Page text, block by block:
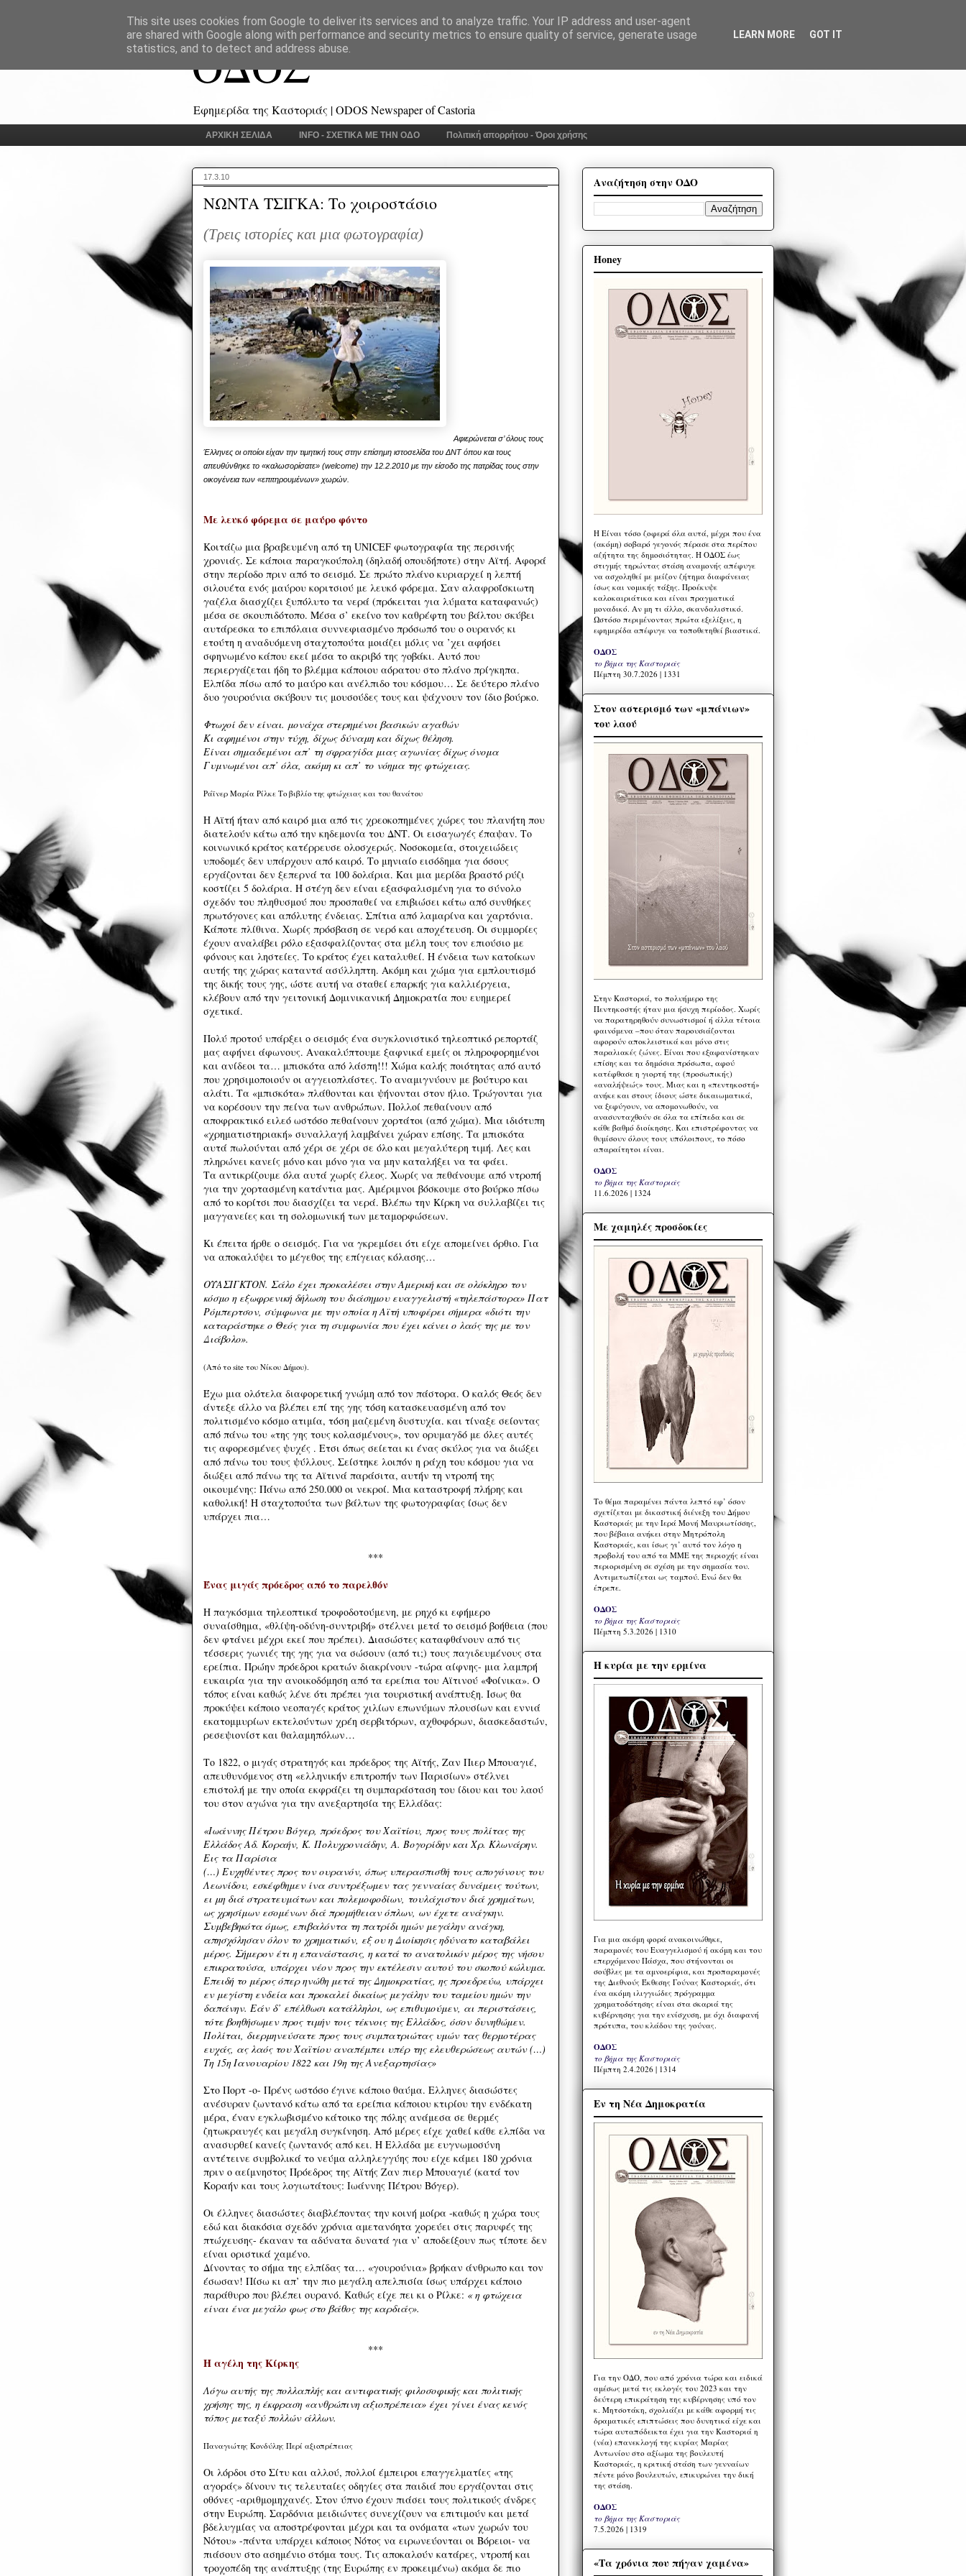
ΟΔΟΣ
Εφημερίδα της Καστοριάς | ODOS Newspaper of Castoria
ΑΡΧΙΚΗ ΣΕΛΙΔΑ INFO - ΣΧΕΤΙΚΑ ΜΕ ΤΗΝ ΟΔΟ Πολιτική απορρήτου - Όροι χρήσης
17.3.10
ΝΩΝΤΑ ΤΣΙΓΚΑ: Το χοιροστάσιο
(Τρεις ιστορίες και μια φωτογραφία)
Αφιερώνεται σ’ όλους τους
Έλληνες οι οποίοι είχαν την τιμητική τους στην επίσημη ιστοσελίδα του ΔΝΤ όπου και τους
απευθύνθηκε το «καλωσορίσατε» (welcome) την 12.2.2010 με την είσοδο της πατρίδας τους στην
οικογένεια των «επιτηρουμένων» χωρών.
Με λευκό φόρεμα σε μαύρο φόντο
Κοιτάζω μια βραβευμένη από τη UNICEF φωτογραφία της περσινής
χρονιάς. Σε κάποια παραγκούπολη (δηλαδή οπουδήποτε) στην Αϊτή. Αφορά
στην περίοδο πριν από το σεισμό. Σε πρώτο πλάνο κυριαρχεί η λεπτή
σιλουέτα ενός μαύρου κοριτσιού με λευκό φόρεμα. Σαν αλαφροΐσκιωτη
γαζέλα διασχίζει ξυπόλυτο τα νερά (πρόκειται για λύματα καταφανώς)
μέσα σε σκουπιδότοπο. Μέσα σ’ εκείνο τον καθρέφτη του βάλτου σκύβει
αυτάρεσκα το επιπόλαια συννεφιασμένο πρόσωπό του ο ουρανός κι
ετούτη η αναδυόμενη σταχτοπούτα μοιάζει μόλις να ’χει αφήσει
σφηνωμένο κάπου εκεί μέσα το ακριβό της γοβάκι. Αυτό που
περιεργάζεται ήδη το βλέμμα κάποιου αόρατου στο πλάνο πρίγκηπα.
Ελπίδα πίσω από το μαύρο και ανέλπιδο του κόσμου… Σε δεύτερο πλάνο
δυο γουρούνια σκύβουν τις μουσούδες τους και ψάχνουν τον ίδιο βούρκο.
Φτωχοί δεν είναι. μονάχα στερημένοι βασικών αγαθών
Κι αφημένοι στην τύχη, δίχως δύναμη και δίχως θέληση.
Είναι σημαδεμένοι απ’ τη σφραγίδα μιας αγωνίας δίχως όνομα
Γυμνωμένοι απ’ όλα, ακόμη κι απ’ το νόημα της φτώχειας.
Ράϊνερ Μαρία Ρίλκε Το βιβλίο της φτώχειας και του θανάτου
Η Αϊτή ήταν από καιρό μια από τις χρεοκοπημένες χώρες του πλανήτη που
διατελούν κάτω από την κηδεμονία του ΔΝΤ. Οι εισαγωγές έπαψαν. Το
κοινωνικό κράτος κατέρρευσε ολοσχερώς. Νοσοκομεία, στοιχειώδεις
υποδομές δεν υπάρχουν από καιρό. Το μηνιαίο εισόδημα για όσους
εργάζονται δεν ξεπερνά τα 100 δολάρια. Και μια μερίδα βραστό ρύζι
κοστίζει 5 δολάρια. Η στέγη δεν είναι εξασφαλισμένη για το σύνολο
σχεδόν του πληθυσμού που προσπαθεί να επιβιώσει κάτω από συνθήκες
πρωτόγονες και απόλυτης ένδειας. Σπίτια από λαμαρίνα και χαρτόνια.
Κάποτε πλίθινα. Χωρίς πρόσβαση σε νερό και αποχέτευση. Οι συμμορίες
έχουν αναλάβει ρόλο εξασφαλίζοντας στα μέλη τους τον επιούσιο με
φόνους και ληστείες. Το κράτος έχει καταλυθεί. Η ένδεια των κατοίκων
αυτής της χώρας καταντά ασύλληπτη. Ακόμη και χώμα για εμπλουτισμό
της δικής τους γης, ώστε αυτή να σταθεί επαρκής για καλλιέργεια,
κλέβουν από την γειτονική Δομινικανική Δημοκρατία που ευημερεί
σχετικά.
Πολύ προτού υπάρξει ο σεισμός ένα συγκλονιστικό τηλεοπτικό ρεπορτάζ
μας αφήνει άφωνους. Ανακαλύπτουμε ξαφνικά εμείς οι πληροφορημένοι
και ανίδεοι τα… μπισκότα από λάσπη!!! Χώμα καλής ποιότητας από αυτό
που χρησιμοποιούν οι αγγειοπλάστες. Το αναμιγνύουν με βούτυρο και
αλάτι. Τα «μπισκότα» πλάθονται και ψήνονται στον ήλιο. Τρώγονται για
να κορέσουν την πείνα των ανθρώπων. Πολλοί πεθαίνουν από
αποφρακτικό ειλεό ωστόσο πεθαίνουν χορτάτοι (από χώμα). Μια ιδιότυπη
«χρηματιστηριακή» συναλλαγή λαμβάνει χώραν επίσης. Τα μπισκότα
αυτά πωλούνται από χέρι σε χέρι σε όλο και μεγαλύτερη τιμή. Λες και
πληρώνει κανείς μόνο και μόνο για να μην καταλήξει να τα φάει.
Τα αντικρίζουμε όλα αυτά χωρίς έλεος. Χωρίς να πεθάνουμε από ντροπή
για την χορτασμένη κατάντια μας. Αμέριμνοι βόσκουμε στο βούρκο πίσω
από το κορίτσι που διασχίζει τα νερά. Βλέπω την Κίρκη να συλλαβίζει τις
μαγγανείες και τη σολομωνική των μεταμορφώσεων.
Κι έπειτα ήρθε ο σεισμός. Για να γκρεμίσει ότι είχε απομείνει όρθιο. Για
να αποκαλύψει το μέγεθος της επίγειας κόλασης…
ΟΥΑΣΙΓΚΤΟΝ. Σάλο έχει προκαλέσει στην Αμερική και σε ολόκληρο τον
κόσμο η εξωφρενική δήλωση του διάσημου ευαγγελιστή «τηλεπάστορα» Πατ
Ρόμπερτσον, σύμφωνα με την οποία η Αϊτή υποφέρει σήμερα «διότι την
καταράστηκε ο Θεός για τη συμφωνία που έχει κάνει ο λαός της με τον
Διάβολο».
(Από το site του Νίκου Δήμου).
Έχω μια ολότελα διαφορετική γνώμη από τον πάστορα. Ο καλός Θεός δεν
άντεξε άλλο να βλέπει επί της γης τόση κατασκευασμένη από τον
πολιτισμένο κόσμο ατιμία, τόση μαζεμένη δυστυχία. και τίναξε σείοντας
από πάνω του «της γης τους κολασμένους», τον ορυμαγδό με όλες αυτές
τις αφορεσμένες ψυχές . Ετσι όπως σείεται κι ένας σκύλος για να διώξει
από πάνω του τους ψύλλους. Σείστηκε λοιπόν η ράχη του κόσμου για να
διώξει από πάνω της τα Αϊτινά παράσιτα, αυτήν τη ντροπή της
οικουμένης: Πάνω από 250.000 οι νεκροί. Μια καταστροφή πλήρης και
καθολική! Η σταχτοπούτα των βάλτων της φωτογραφίας ίσως δεν
υπάρχει πια…
***
Ένας μιγάς πρόεδρος από το παρελθόν
Η παγκόσμια τηλεοπτικά τροφοδοτούμενη, με ρηχό κι εφήμερο
συναίσθημα, «θλίψη-οδύνη-συντριβή» στέλνει μετά το σεισμό βοήθεια (που
δεν φτάνει μέχρι εκεί που πρέπει). Διασώστες καταφθάνουν από τις
τέσσερις γωνιές της γης για να σώσουν (από τι;) τους παγιδευμένους στα
ερείπια. Πρώην πρόεδροι κρατών διακρίνουν -τώρα αίφνης- μια λαμπρή
ευκαιρία για την ανοικοδόμηση από τα ερείπια του Αϊτινού «Φοίνικα». Ο
τόπος είναι καθώς λένε ότι πρέπει για τουριστική ανάπτυξη. Ισως θα
προκύψει κάποιο νεοπαγές κράτος χιλίων επωνύμων πλουσίων και εννιά
εκατομμυρίων εκτελούντων χρέη σερβιτόρων, αχθοφόρων, διασκεδαστών,
ρεσεψιονίστ και θαλαμηπόλων…
Το 1822, ο μιγάς στρατηγός και πρόεδρος της Αϊτής, Ζαν Πιερ Μπουαγιέ,
απευθυνόμενος στη «ελληνικήν επιτροπήν των Παρισίων» στέλνει
επιστολή με την οποία εκφράζει τη συμπαράσταση του ίδιου και του λαού
του στον αγώνα για την ανεξαρτησία της Ελλάδας:
«Ιωάννης Πέτρου Βόγερ, πρόεδρος του Χαϊτίου, προς τους πολίτας της
Ελλάδος Αδ. Κοραήν, Κ. Πολυχρονιάδην, Α. Βογορίδην και Χρ. Κλωνάρην.
Εις τα Παρίσια
(…) Ευχηθέντες προς τον ουρανόν, όπως υπερασπισθή τους απογόνους του
Λεωνίδου, εσκέφθημεν ίνα συντρέξωμεν τας γενναίας δυνάμεις τούτων,
ει μη διά στρατευμάτων και πολεμοφοδίων, τουλάχιστον διά χρημάτων,
ως χρησίμων εσομένων διά προμήθειαν όπλων, ων έχετε ανάγκην.
Συμβεβηκότα όμως, επιβαλόντα τη πατρίδι ημών μεγάλην ανάγκη,
απησχόλησαν όλον το χρηματικόν, εξ ου η Διοίκησις ηδύνατο καταβάλει
μέρος. Σήμερον έτι η επανάστασις, η κατά το ανατολικόν μέρος της νήσου
επικρατούσα, υπάρχει νέον προς την εκτέλεσιν αυτού του σκοπού κώλυμα.
Επειδή το μέρος όπερ ηνώθη μετά της Δημοκρατίας, ης προεδρεύω, υπάρχει
εν μεγίστη ενδεία και προκαλεί δικαίως μεγάλην του ταμείου ημών την
δαπάνην. Εάν δ’ επέλθωσι κατάλληλοι, ως επιθυμούμεν, αι περιστάσεις,
τότε βοηθήσωμεν προς τιμήν τοις τέκνοις της Ελλάδος, όσον δυνηθώμεν.
Πολίται, διερμηνεύσατε προς τους συμπατριώτας υμών τας θερμοτέρας
ευχάς, ας λαός του Χαϊτίου αναπέμπει υπέρ της ελευθερώσεως αυτών (…)
Τη 15η Ιανουαρίου 1822 και 19η της Ανεξαρτησίας»
Στο Πορτ -ο- Πρένς ωστόσο έγινε κάποιο θαύμα. Ελληνες διασώστες
ανέσυραν ζωντανό κάτω από τα ερείπια κάποιου κτιρίου την ενδέκατη
μέρα, έναν εγκλωβισμένο κάτοικο της πόλης ανάμεσα σε θερμές
ζητωκραυγές και μεγάλη συγκίνηση. Από μέρες είχε χαθεί κάθε ελπίδα να
ανασυρθεί κανείς ζωντανός από κει. Η Ελλάδα με ευγνωμοσύνη
αντέτεινε συμβολικά το νεύμα αλληλεγγύης που είχε κάμει 180 χρόνια
πριν ο αείμνηστος Πρόεδρος της Αϊτής Ζαν πιερ Μπουαγιέ (κατά τον
Κοραήν και τους λογιωτάτους: Ιωάννης Πέτρου Βόγερ).
Οι έλληνες διασώστες διαβλέποντας την κοινή μοίρα -καθώς η χώρα τους
εδώ και διακόσια σχεδόν χρόνια αμετανόητα χορεύει στις παρυφές της
πτώχευσης- έκαναν τα αδύνατα δυνατά για ν’ αποδείξουν πως τίποτε δεν
είναι οριστικά χαμένο.
Δίνοντας το σήμα της ελπίδας τα… «γουρούνια» βρήκαν άνθρωπο και τον
έσωσαν! Πίσω κι απ’ την πιο μεγάλη απελπισία ίσως υπάρχει κάποιο
παράθυρο που βλέπει ουρανό. Καθώς είχε πει κι ο Ρίλκε: « η φτώχεια
είναι ένα μεγάλο φως στο βάθος της καρδιάς».
***
Η αγέλη της Κίρκης
Λόγω αυτής της πολλαπλής και αντιφατικής φιλοσοφικής και πολιτικής
χρήσης της, η έκφραση «ανθρώπινη αξιοπρέπεια» έχει γίνει ένας κενός
τόπος μεταξύ πολλών άλλων.
Παναγιώτης Κονδύλης Περί αξιοπρέπειας
Οι λόρδοι στο Σίτυ και αλλού, πολλοί έμπειροι επαγγελματίες «της
αγοράς» δίνουν τις τελευταίες οδηγίες στα παιδιά που εργάζονται στις
οθόνες -αριθμομηχανές. Στον ύπνο έχουν πιάσει τους πολιτικούς άνδρες
στην Ευρώπη. Σαρδόνια μειδιώντες συνεχίζουν να επιτιμούν και μετά
βδελυγμίας να αποστρέφονται μέχρι και τα ονόματα «των χωρών του
Νότου» -πάντα υπάρχει κάποιος Νότος να ειρωνεύονται οι Βόρειοι- να
πιάσουν στο ασημένιο στόμα τους. Τις αποκαλούν κατάρες, ντροπή και
τροχοπέδη της ανάπτυξης (της Ευρώπης εν προκειμένω) ακόμα δε πιο
Αναζήτηση στην ΟΔΟ
Honey
Η Eίναι τόσο ζοφερά όλα αυτά, μέχρι που ένα
(ακόμη) σοβαρό γεγονός πέρασε στα περίπου
αζήτητα της δημοσιότητας. Η ΟΔΟΣ έως
στιγμής τηρώντας στάση αναμονής απέφυγε
να ασχοληθεί με μείζον ζήτημα διαφάνειας
ίσως και νομικής τάξης. Προέκυψε
καλοκαιριάτικα και είναι πραγματικά
μοναδικό. Αν μη τι άλλο, σκανδαλιστικό.
Ωστόσο περιμένοντας πρώτα εξελίξεις, η
εφημερίδα απέφυγε να τοποθετηθεί βιαστικά.
ΟΔΟΣ
το βήμα της Καστοριάς
Πέμπτη 30.7.2026 | 1331
Στον αστερισμό των «μπάνιων»
του λαού
Στην Καστοριά, το πολυήμερο της
Πεντηκοστής ήταν μια ήσυχη περίοδος. Χωρίς
να παρατηρηθούν συνωστισμοί ή άλλα τέτοια
φαινόμενα –που όταν παρουσιάζονται
αφορούν αποκλειστικά και μόνο στις
παραλιακές ζώνες. Είναι που εξαφανίστηκαν
επίσης και τα δημόσια πρόσωπα, αφού
κατέφθασε η γιορτή της (προσωπικής)
«αναλήψεώς» τους. Μιας και η «πεντηκοστή»
ανήκε και στους ίδιους ώστε δικαιωματικά,
να ξεφύγουν, να απομονωθούν, να
ανασυνταχθούν σε όλα τα επίπεδα και σε
κάθε βαθμό διοίκησης. Και επιστρέφοντας να
θυμίσουν όλους τους υπόλοιπους, το πόσο
απαραίτητοι είναι.
ΟΔΟΣ
το βήμα της Καστοριάς
11.6.2026 | 1324
Με χαμηλές προσδοκίες
Το θέμα παραμένει πάντα λεπτό εφ’ όσον
σχετίζεται με δικαστική διένεξη του Δήμου
Καστοριάς με την Ιερά Μονή Μαυριωτίσσης,
που βέβαια ανήκει στην Μητρόπολη
Καστοριάς, και ίσως γι’ αυτό τον λόγο η
προβολή του από τα ΜΜΕ της περιοχής είναι
περιορισμένη σε σχέση με την σημασία του.
Αντιμετωπίζεται ως ταμπού. Ενώ δεν θα
έπρεπε.
ΟΔΟΣ
το βήμα της Καστοριάς
Πέμπτη 5.3.2026 | 1310
Η κυρία με την ερμίνα
Για μια ακόμη φορά ανακοινώθηκε,
παραμονές του Ευαγγελισμού ή ακόμη και του
επερχόμενου Πάσχα, που στήνονται οι
σούβλες με τα αμνοερίφια, και προπαραμονές
της Διεθνούς Έκθεσης Γούνας Καστοριάς, ότι
ένα ακόμη ιλιγγιώδες πρόγραμμα
χρηματοδότησης είναι στα σκαριά της
κυβέρνησης για την ενίσχυση, με όχι διαφανή
πρότυπα, του κλάδου της γούνας.
ΟΔΟΣ
το βήμα της Καστοριάς
Πέμπτη 2.4.2026 | 1314
Εν τη Νέα Δημοκρατία
Για την ΟΔΟ, που από χρόνια τώρα και ειδικά
αμέσως μετά τις εκλογές του 2023 και την
δεύτερη επικράτηση της κυβέρνησης υπό τον
κ. Μητσοτάκη, σχολιάζει με κάθε αφορμή τις
δραματικές επιπτώσεις που δυνητικά είχε και
τώρα αυταπόδεικτα έχει για την Καστοριά η
(νέα) επανεκλογή της κυρίας Μαρίας
Αντωνίου στο αξίωμα της βουλευτή
Καστοριάς, η κριτική στάση των γενναίων
πέντε μόνο βουλευτών, επικυρώνει την δική
της στάση.
ΟΔΟΣ
το βήμα της Καστοριάς
7.5.2026 | 1319
«Τα χρόνια που πήγαν χαμένα»
This site uses cookies from Google to deliver its services and to analyze traffic. Your IP address and user-agent
are shared with Google along with performance and security metrics to ensure quality of service, generate usage
statistics, and to detect and address abuse.
LEARN MORE GOT IT